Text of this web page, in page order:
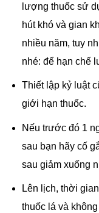
lượng thuốc sử
hút khó và gian
nhiều năm, tuy
nhé: để hạn chế
Thiết lập kỷ luật
giới hạn thuốc.
Nếu trước đó 1
sau bạn hãy cố
sau giảm xuống
Lên lịch, thời
thuốc lá và